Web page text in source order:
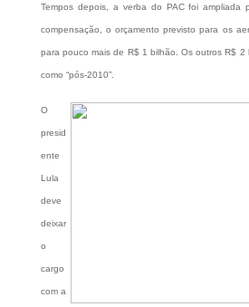
Tempos depois, a verba do PAC foi ampliada
compensação, o orçamento previsto para os
para pouco mais de R$ 1 bilhão. Os outros R$ 2
como “pós-2010”.
O
presid
ente
Lula
deve
deixar
o
cargo
com a